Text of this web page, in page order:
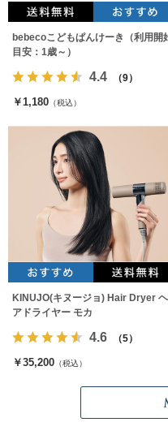
bebecoこどもぱんけーき（利用開
目安：1歳～）
4.4 （9）
￥1,180 （税込）
KINUJO(キヌージョ) Hair Dryer ヘ
アドライヤー モカ
4.6 （5）
￥35,200 （税込）